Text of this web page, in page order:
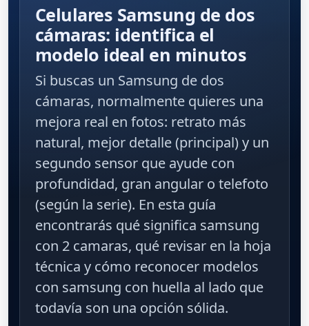
Celulares Samsung de dos
cámaras: identifica el
modelo ideal en minutos
Si buscas un Samsung de dos
cámaras, normalmente quieres una
mejora real en fotos: retrato más
natural, mejor detalle (principal) y un
segundo sensor que ayude con
profundidad, gran angular o telefoto
(según la serie). En esta guía
encontrarás qué significa samsung
con 2 camaras, qué revisar en la hoja
técnica y cómo reconocer modelos
con samsung con huella al lado que
todavía son una opción sólida.